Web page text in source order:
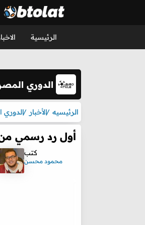
الرئيسية
الدوري
الرئيسيه الأخبار
أول رد رسمي من
كتب
محمود محسن